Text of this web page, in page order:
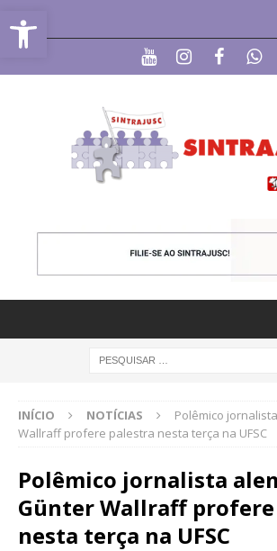
Abrir a barra de ferramentas
INÍCIO NOTÍCIAS
Polêmico
Wallraff profere palestra nesta terça na UFSC
Polêmico jornalista
Günter Wallraff
nesta terça na UFSC